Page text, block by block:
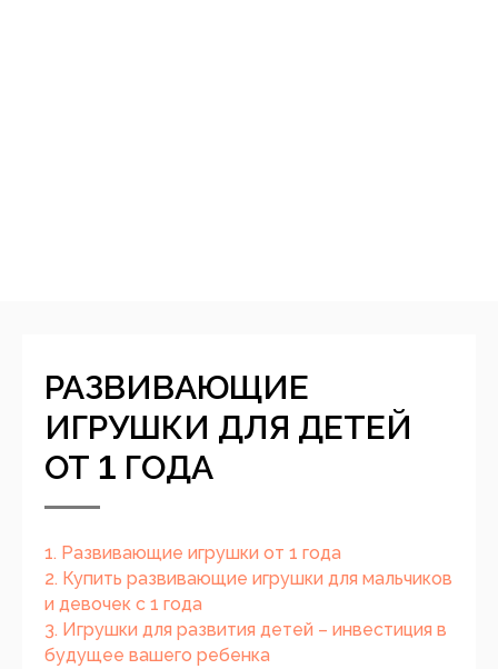
РАЗВИВАЮЩИЕ
ИГРУШКИ ДЛЯ ДЕТЕЙ
ОТ 1 ГОДА
1. Развивающие игрушки от 1 года
2. Купить развивающие игрушки для мальчиков
и девочек с 1 года
3. Игрушки для развития детей – инвестиция в
будущее вашего ребенка